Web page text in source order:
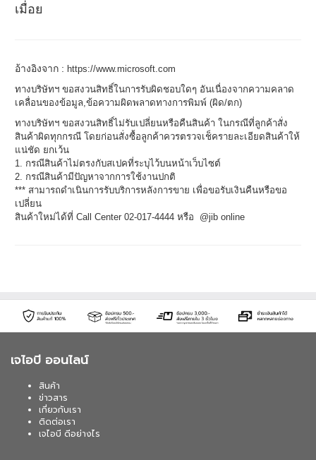
เมื่อย
อ้างอิงจาก : https://www.microsoft.com
ทางบริษัทฯ ขอสงวนสิทธิ์ในการรับผิดชอบใดๆ อันเนื่องจากความคลาด
เคลื่อนของข้อมูล,ข้อความผิดพลาดทางการพิมพ์ (ผิด/ตก)
ทางบริษัทฯ ขอสงวนสิทธิ์ไม่รับเปลี่ยนหรือคืนสินค้า ในกรณีที่ลูกค้าสั่ง
สินค้าผิดทุกกรณี โดยก่อนสั่งซื้อลูกค้าควรตรวจเช็ครายละเอียดสินค้าให้
แน่ชัด ยกเว้น
1. กรณีสินค้าไม่ตรงกับสเปคที่ระบุไว้บนหน้าเว็บไซต์
2. กรณีสินค้ามีปัญหาจากการใช้งานปกติ
*** สามารถดำเนินการรับบริการหลังการขาย เพื่อขอรับเงินคืนหรือขอ
เปลี่ยน
สินค้าใหม่ได้ที่ Call Center 02-017-4444 หรือ @jib online
เจไอบี ออนไลน์
สินค้า
ข่าวสาร
เกี่ยวกับเรา
ติดต่อเรา
เจไอบี ดีอย่างไร